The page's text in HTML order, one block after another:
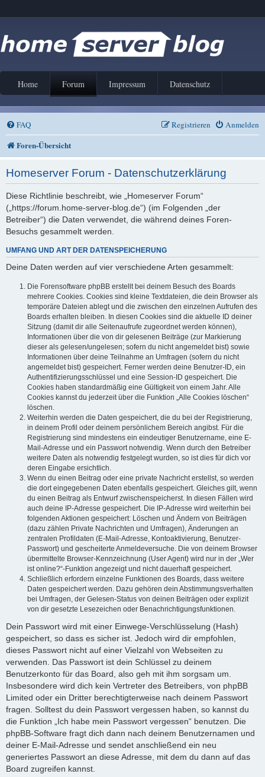
Home Forum Impressum Datenschutz
FAQ Anmelden
Registrieren
Foren-Übersicht
Homeserver Forum - Datenschutzerklärung
Diese Richtlinie beschreibt, wie „Homeserver Forum“
(„https://forum.home-server-blog.de“) (im Folgenden „der
Betreiber“) die Daten verwendet, die während deines Foren-
Besuchs gesammelt werden.
UMFANG UND ART DER DATENSPEICHERUNG
Deine Daten werden auf vier verschiedene Arten gesammelt:
Die Forensoftware phpBB erstellt bei deinem Besuch des Boards
mehrere Cookies. Cookies sind kleine Textdateien, die dein Browser als
temporäre Dateien ablegt und die zwischen den einzelnen Aufrufen des
Boards erhalten bleiben. In diesen Cookies sind die aktuelle ID deiner
Sitzung (damit dir alle Seitenaufrufe zugeordnet werden können),
Informationen über die von dir gelesenen Beiträge (zur Markierung
dieser als gelesen/ungelesen; sofern du nicht angemeldet bist) sowie
Informationen über deine Teilnahme an Umfragen (sofern du nicht
angemeldet bist) gespeichert. Ferner werden deine Benutzer-ID, ein
Authentifizierungsschlüssel und eine Session-ID gespeichert. Die
Cookies haben standardmäßig eine Gültigkeit von einem Jahr. Alle
Cookies kannst du jederzeit über die Funktion „Alle Cookies löschen“
löschen.
Weiterhin werden die Daten gespeichert, die du bei der Registrierung,
in deinem Profil oder deinem persönlichem Bereich angibst. Für die
Registrierung sind mindestens ein eindeutiger Benutzername, eine E-
Mail-Adresse und ein Passwort notwendig. Wenn durch den Betreiber
weitere Daten als notwendig festgelegt wurden, so ist dies für dich vor
deren Eingabe ersichtlich.
Wenn du einen Beitrag oder eine private Nachricht erstellst, so werden
die dort eingegebenen Daten ebenfalls gespeichert. Gleiches gilt, wenn
du einen Beitrag als Entwurf zwischenspeicherst. In diesen Fällen wird
auch deine IP-Adresse gespeichert. Die IP-Adresse wird weiterhin bei
folgenden Aktionen gespeichert: Löschen und Ändern von Beiträgen
(dazu zählen Private Nachrichten und Umfragen), Änderungen an
zentralen Profildaten (E-Mail-Adresse, Kontoaktivierung, Benutzer-
Passwort) und gescheiterte Anmeldeversuche. Die von deinem Browser
übermittelte Browser-Kennzeichnung (User Agent) wird nur in der „Wer
ist online?“-Funktion angezeigt und nicht dauerhaft gespeichert.
Schließlich erfordern einzelne Funktionen des Boards, dass weitere
Daten gespeichert werden. Dazu gehören dein Abstimmungsverhalten
bei Umfragen, der Gelesen-Status von deinen Beiträgen oder explizit
von dir gesetzte Lesezeichen oder Benachrichtigungsfunktionen.
Dein Passwort wird mit einer Einwege-Verschlüsselung (Hash)
gespeichert, so dass es sicher ist. Jedoch wird dir empfohlen,
dieses Passwort nicht auf einer Vielzahl von Webseiten zu
verwenden. Das Passwort ist dein Schlüssel zu deinem
Benutzerkonto für das Board, also geh mit ihm sorgsam um.
Insbesondere wird dich kein Vertreter des Betreibers, von phpBB
Limited oder ein Dritter berechtigterweise nach deinem Passwort
fragen. Solltest du dein Passwort vergessen haben, so kannst du
die Funktion „Ich habe mein Passwort vergessen“ benutzen. Die
phpBB-Software fragt dich dann nach deinem Benutzernamen und
deiner E-Mail-Adresse und sendet anschließend ein neu
generiertes Passwort an diese Adresse, mit dem du dann auf das
Board zugreifen kannst.